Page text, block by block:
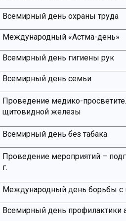
Всемирный день охраны труда
Международный «Астма-день»
Всемирный день гигиены рук
Всемирный день семьи
Проведение медико-
щитовидной железы
Всемирный день без табака
Проведение мероприятий –
г.
Международный день борьбы с
Всемирный день профилактики